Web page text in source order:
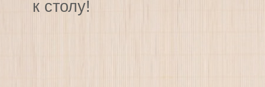
к столу!